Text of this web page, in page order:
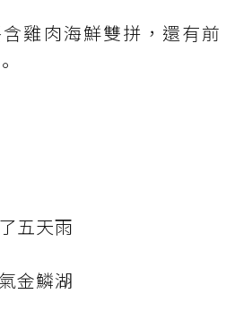
雞肉海鮮雙拼，還有前
五天雨
金鱗湖